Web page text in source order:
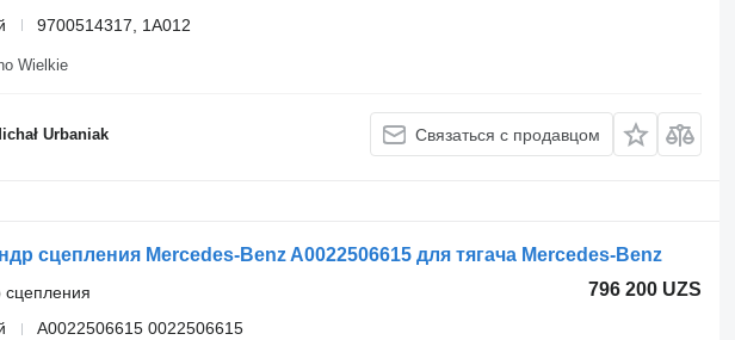
9700514317, 1A012
Wielkie
Urbaniak Связаться с продавцом
сцепления Mercedes-Benz A0022506615 для тягача Mercedes-Benz
796 200 UZS
сцепления
A0022506615 0022506615